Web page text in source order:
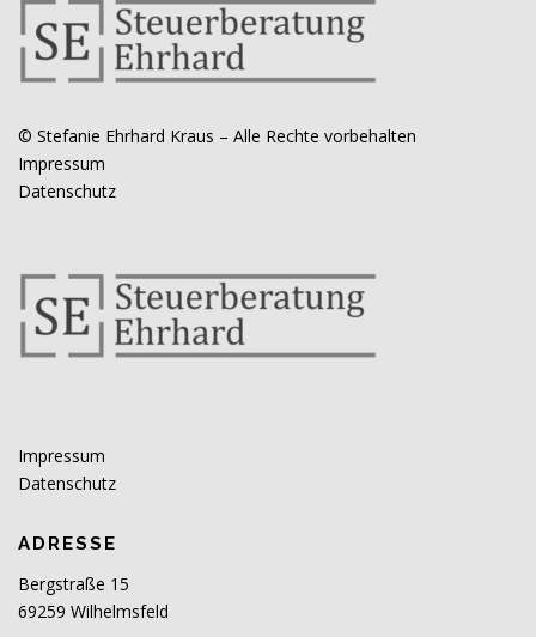
© Stefanie Ehrhard Kraus – Alle Rechte vorbehalten
Impressum
Datenschutz
Impressum
Datenschutz
ADRESSE
Bergstraße 15
69259 Wilhelmsfeld